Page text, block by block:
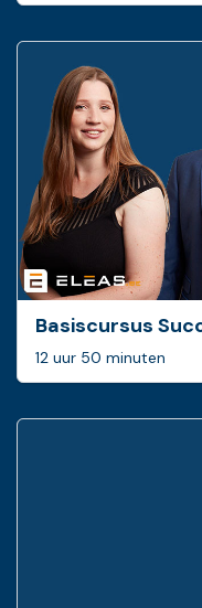
Basis­cursus
12 uur 50 minuten